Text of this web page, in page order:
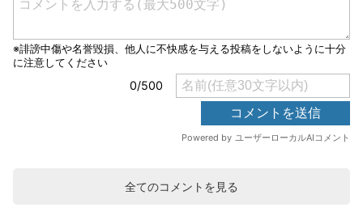
全てのコメントを見る